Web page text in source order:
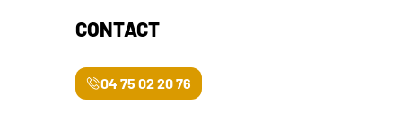
CONTACT
04 75 02 20 76